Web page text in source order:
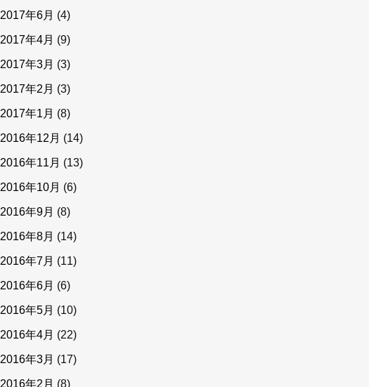
2017年6月 (4)
2017年4月 (9)
2017年3月 (3)
2017年2月 (3)
2017年1月 (8)
2016年12月 (14)
2016年11月 (13)
2016年10月 (6)
2016年9月 (8)
2016年8月 (14)
2016年7月 (11)
2016年6月 (6)
2016年5月 (10)
2016年4月 (22)
2016年3月 (17)
2016年2月 (8)